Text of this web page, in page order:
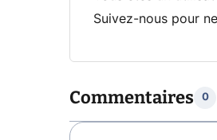
Suivez-nous pour
Commentaires 0